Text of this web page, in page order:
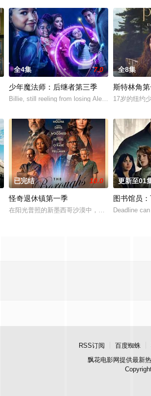
全4集 7.0
少年魔法师：后继者第三季
Billie, still reeling from losing Alex at the end of
全8集
斯特林角
17岁的纽约
已完结 10.0
怪奇退休镇第一季
在阳光普照的新墨西哥沙漠中，坐落着风景如画
更新至01
图书馆员
Deadline
RSS订阅 百度蜘蛛
飘花电影网提供最新